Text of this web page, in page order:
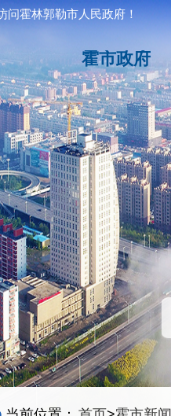
问霍林郭勒市人民政府！
霍市政府